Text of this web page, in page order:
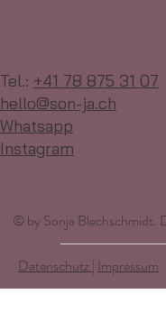
Datenschutz | Impressum
© by Sonja Blechschmidt.
Tel.: +41 78 875 31 07
hello@son-ja.ch
Whatsapp
Instagram